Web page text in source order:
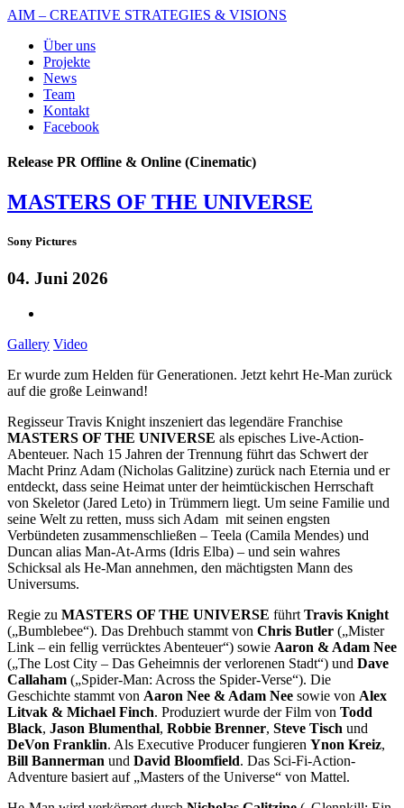
AIM – CREATIVE STRATEGIES & VISIONS
Über uns
Projekte
News
Team
Kontakt
Facebook
Release PR Offline & Online (Cinematic)
MASTERS OF THE UNIVERSE
Sony Pictures
04. Juni 2026
Gallery Video
Er wurde zum Helden für Generationen. Jetzt kehrt He-Man zurück
auf die große Leinwand!
Regisseur Travis Knight inszeniert das legendäre Franchise
MASTERS OF THE UNIVERSE als episches Live-Action-
Abenteuer. Nach 15 Jahren der Trennung führt das Schwert der
Macht Prinz Adam (Nicholas Galitzine) zurück nach Eternia und er
entdeckt, dass seine Heimat unter der heimtückischen Herrschaft
von Skeletor (Jared Leto) in Trümmern liegt. Um seine Familie und
seine Welt zu retten, muss sich Adam mit seinen engsten
Verbündeten zusammenschließen – Teela (Camila Mendes) und
Duncan alias Man-At-Arms (Idris Elba) – und sein wahres
Schicksal als He-Man annehmen, den mächtigsten Mann des
Universums.
Regie zu MASTERS OF THE UNIVERSE führt Travis Knight
(„Bumblebee“). Das Drehbuch stammt von Chris Butler („Mister
Link – ein fellig verrücktes Abenteuer“) sowie Aaron & Adam Nee
(„The Lost City – Das Geheimnis der verlorenen Stadt“) und Dave
Callaham („Spider-Man: Across the Spider-Verse“). Die
Geschichte stammt von Aaron Nee & Adam Nee sowie von Alex
Litvak & Michael Finch. Produziert wurde der Film von Todd
Black, Jason Blumenthal, Robbie Brenner, Steve Tisch und
DeVon Franklin. Als Executive Producer fungieren Ynon Kreiz,
Bill Bannerman und David Bloomfield. Das Sci-Fi-Action-
Adventure basiert auf „Masters of the Universe“ von Mattel.